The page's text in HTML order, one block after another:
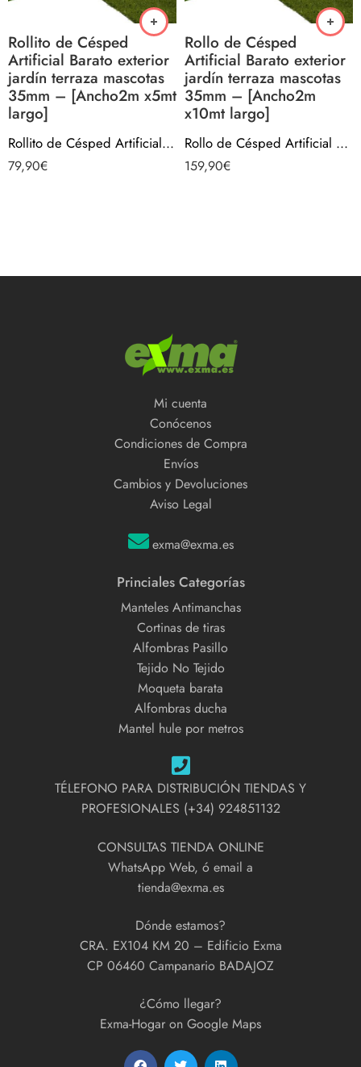
Rollito de Césped
Artificial Barato exterior
jardín terraza mascotas
35mm – [Ancho2m x5mt
largo]
Rollito de Césped Artificial Barato exterior jardín terraza mascotas 35mm – [Ancho2m x5mt largo]
79,90€
Rollo de Césped
Artificial Barato exterior
jardín terraza mascotas
35mm – [Ancho2m
x10mt largo]
Rollo de Césped Artificial Barato exterior jardín terraza mascotas 35mm – [Ancho2m x10mt largo]
159,90€
Mi cuenta
Conócenos
Condiciones de Compra
Envíos
Cambios y Devoluciones
Aviso Legal
exma@exma.es
Princiales Categorías
Manteles Antimanchas
Cortinas de tiras
Alfombras Pasillo
Tejido No Tejido
Moqueta barata
Alfombras ducha
Mantel hule por metros
TÉLEFONO PARA DISTRIBUCIÓN TIENDAS Y
PROFESIONALES (+34) 924851132
CONSULTAS TIENDA ONLINE
WhatsApp Web, ó email a
tienda@exma.es
Dónde estamos?
CRA. EX104 KM 20 – Edificio Exma
CP 06460 Campanario BADAJOZ
¿Cómo llegar?
Exma-Hogar on Google Maps